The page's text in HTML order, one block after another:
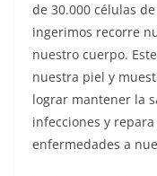
de 30.000 células
ingerimos recorre
nuestro cuerpo.
nuestra piel y
lograr mantener la
infecciones y
enfermedades a